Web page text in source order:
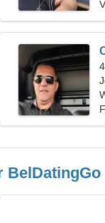
BelDatingGo